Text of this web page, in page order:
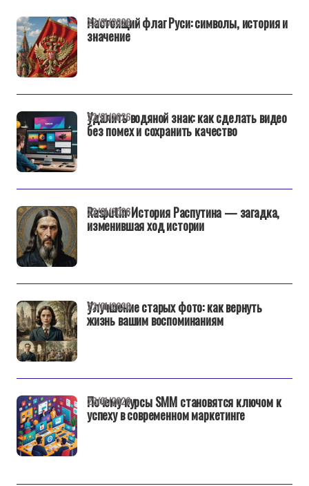
Настоящий флаг Руси: символы, история и
значение
22/01/2026
Удалить водяной знак: как сделать видео
без помех и сохранить качество
22/01/2026
Rasputin: История Распутина — загадка,
изменившая ход истории
22/01/2026
Улучшение старых фото: как вернуть
жизнь вашим воспоминаниям
22/01/2026
Почему курсы SMM становятся ключом к
успеху в современном маркетинге
22/01/2026